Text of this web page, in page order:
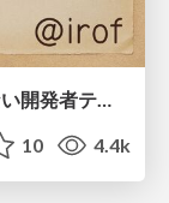
アーキテクチャと考える迷子にならない開発者テスト
10 4.4k